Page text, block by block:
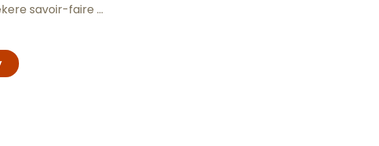
savoir-faire …